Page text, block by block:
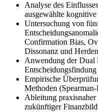
Analyse des
ausgewählte kognitive
Untersuchung von
Confirmation Bias,
Dissonanz und
Anwendung der Dual
Empirische
Methoden
Ableitung
zukünftiger